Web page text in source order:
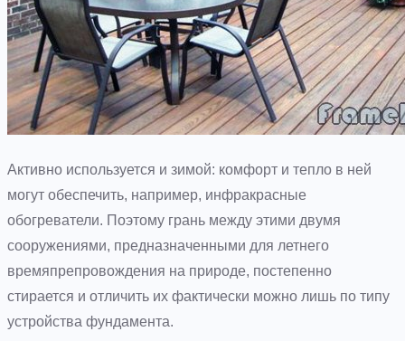
Активно используется и зимой: комфорт и тепло в ней
могут обеспечить, например, инфракрасные
обогреватели. Поэтому грань между этими двумя
сооружениями, предназначенными для летнего
времяпрепровождения на природе, постепенно
стирается и отличить их фактически можно лишь по типу
устройства фундамента.